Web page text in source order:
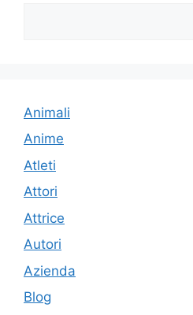
Animali
Anime
Atleti
Attori
Attrice
Autori
Azienda
Blog